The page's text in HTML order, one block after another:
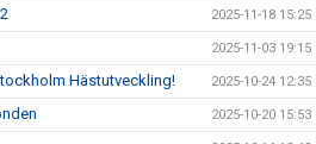
2025-11-18 15:25
2025-11-03 19:15
Hästutveckling! 2025-10-24 12:35
2025-10-20 15:53